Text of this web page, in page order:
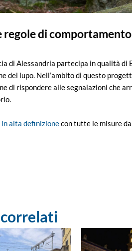
regole di
di Alessandria partecipa in qualità
del lupo. Nell’ambito di questo
di rispondere alle segnalazioni che
in alta definizionecon tutte le misure